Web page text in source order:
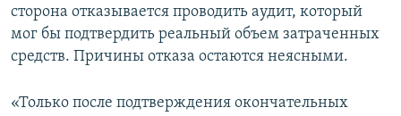
сторона отказывается проводить аудит, который
мог бы подтвердить реальный объем затраченных
средств. Причины отказа остаются неясными.
«Только после подтверждения окончательных